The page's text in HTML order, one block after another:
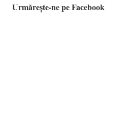
Urmărește-ne pe Facebook